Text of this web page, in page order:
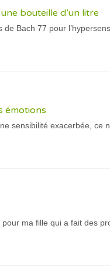
bouteille d’un litre
de Bach 77 pour
émotions
sensibilité exacerbée,
ma fille qui a fait des